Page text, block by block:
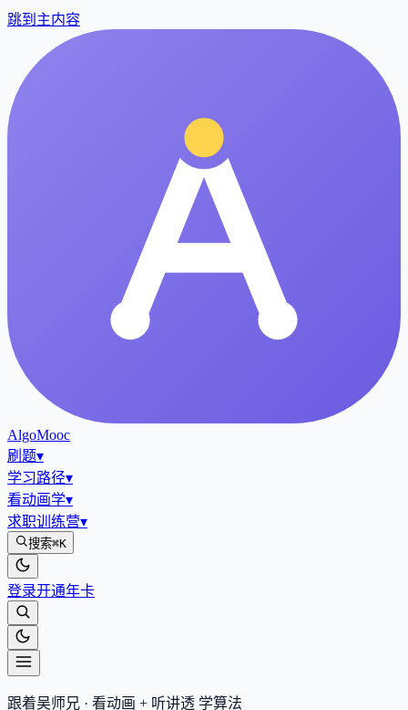
跳到主内容
AlgoMooc
刷题▾
学习路径▾
看动画学▾
求职训练营▾
搜索⌘K
登录开通年卡
跟着吴师兄 · 看动画 + 听讲透 学算法